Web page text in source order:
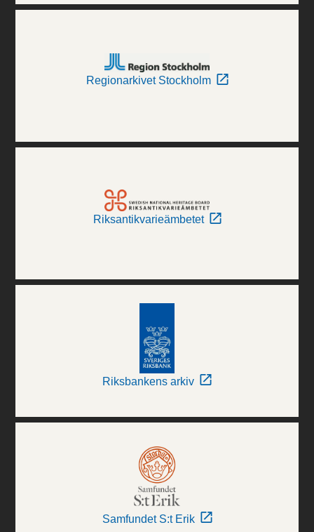
Regionarkivet Stockholm
Riksantikvarieämbetet
Riksbankens arkiv
Samfundet S:t Erik